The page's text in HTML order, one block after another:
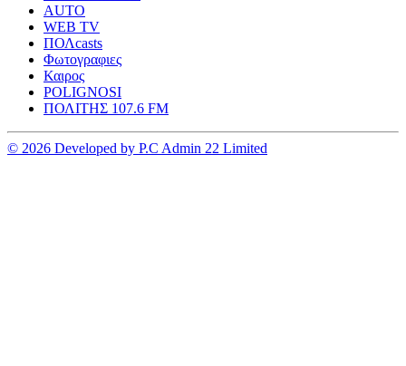
AUTO
WEB TV
ΠΟΛcasts
Φωτογραφιες
Καιρος
POLIGNOSI
ΠΟΛΙΤΗΣ 107.6 FM
© 2026 Developed by P.C Admin 22 Limited